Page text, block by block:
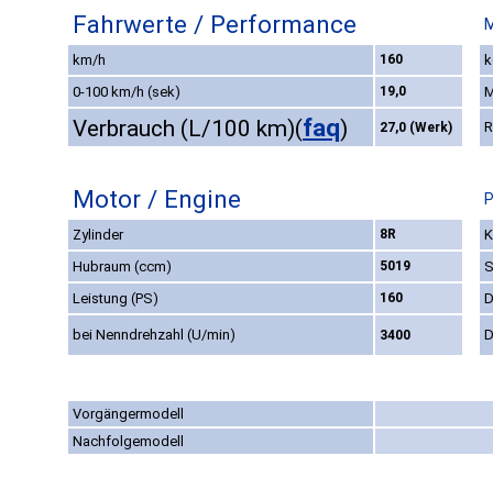
Fahrwerte / Performance
km/h 160
0-100 km/h (sek)
19,0
Verbrauch (L/100 km)(faq) 27,0 (Werk)
Motor / Engine
Zylinder 8R
Hubraum (ccm)
5019
Leistung (PS)
160
bei Nenndrehzahl (U/min) 3400
Vorgängermodell
Nachfolgemodell